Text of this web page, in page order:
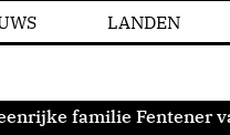
LANDEN
familie Fentener